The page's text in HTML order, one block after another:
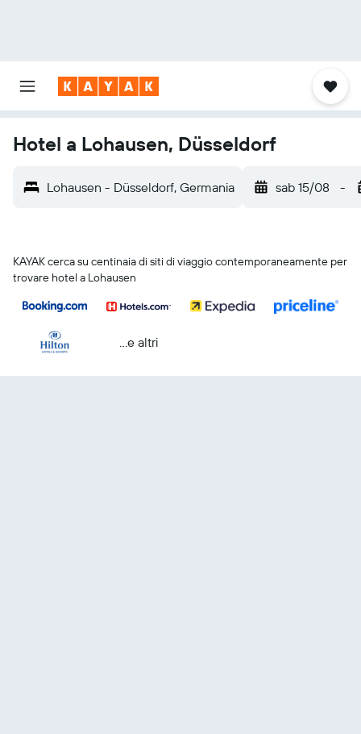
Hotel a Lohausen, Düsseldorf
Lohausen - Düsseldorf, Germania sab 15/08 -
KAYAK cerca su centinaia di siti di viaggio contemporaneamente per
trovare hotel a Lohausen
...e altri